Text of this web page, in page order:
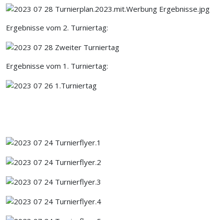
Ergebnisse vom 2. Turniertag:
Ergebnisse vom 1. Turniertag: